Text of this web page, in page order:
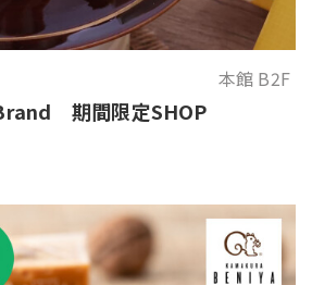
本館 B2F
期間限定SHOP